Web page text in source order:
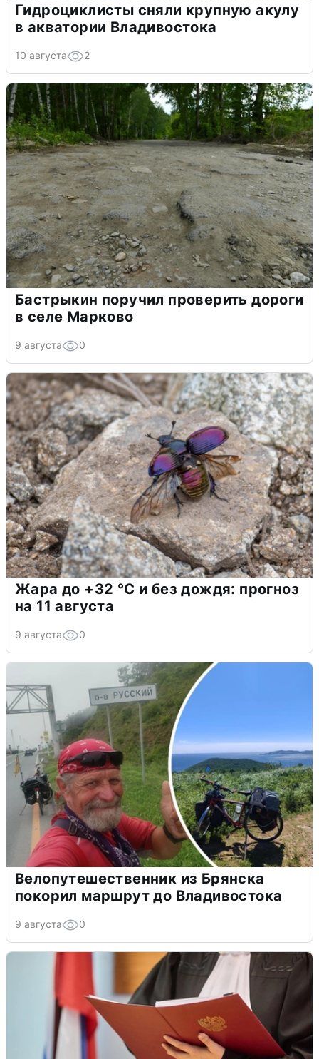
Гидроциклисты сняли крупную акулу
в акватории Владивостока
10 августа 2
Бастрыкин поручил проверить дороги
в селе Марково
9 августа 0
Жара до +32 °C и без дождя: прогноз
на 11 августа
9 августа 0
Велопутешественник из Брянска
покорил маршрут до Владивостока
9 августа 0